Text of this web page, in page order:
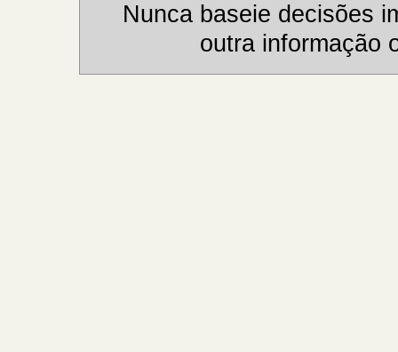
Nunca baseie decisões
outra informação